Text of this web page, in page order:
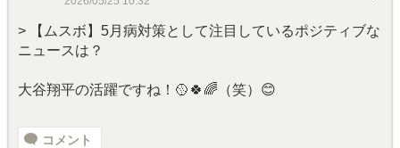
> 【ムスボ】5月病対策として注目しているポジティブな
ニュースは？
大谷翔平の活躍ですね！🥎🍀🌈（笑）😊
コメント